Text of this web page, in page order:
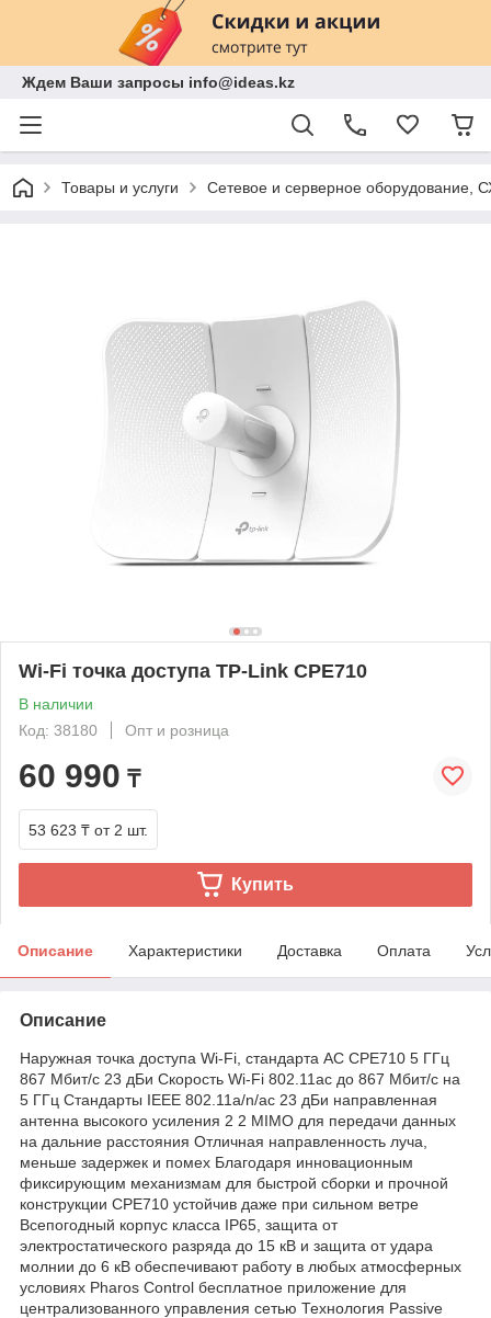
Ждем Ваши запросы info@ideas.kz
Товары и услуги Сетевое и серверное оборудование,
Wi-Fi точка доступа TP-Link CPE710
В наличии
Код: 38180
Опт и розница
60 990 ₸
53 623 ₸ от 2 шт.
Купить
Описание Характеристики Доставка Оплата
Описание
Наружная точка доступа Wi‑Fi, стандарта AC CPE710 5 ГГц
867 Мбит/с 23 дБи Скорость Wi-Fi 802.11ac до 867 Мбит/с на
5 ГГц Стандарты IEEE 802.11a/n/ac 23 дБи направленная
антенна высокого усиления 2 2 MIMO для передачи данных
на дальние расстояния Отличная направленность луча,
меньше задержек и помех Благодаря инновационным
фиксирующим механизмам для быстрой сборки и прочной
конструкции CPE710 устойчив даже при сильном ветре
Всепогодный корпус класса IP65, защита от
электростатического разряда до 15 кВ и защита от удара
молнии до 6 кВ обеспечивают работу в любых атмосферных
условиях Pharos Control бесплатное приложение для
централизованного управления сетью Технология Passive